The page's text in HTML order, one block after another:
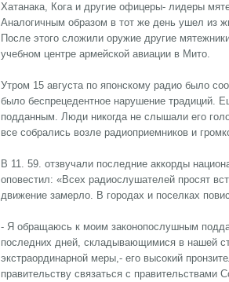
Хатанака, Кога и другие офицеры- лидеры
Аналогичным образом в тот же день ушел из
После этого сложили оружие другие
учебном центре армейской авиации в Мито.
Утром 15 августа по японскому радио было
было беспрецедентное нарушение традиций.
подданным. Люди никогда не слышали его
все собрались возле радиоприемников и
В 11. 59. отзвучали последние аккорды
оповестил: «Всех радиослушателей просят
движение замерло. В городах и поселках
- Я обращаюсь к моим законопослушным
последних дней, складывающимися в нашей
экстраординарной меры,- его высокий
правительству связаться с